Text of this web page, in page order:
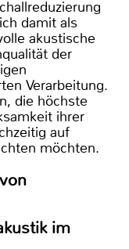
damit als
akustische
der
Verarbeitung.
die höchste
ihrer
auf
möchten.
im